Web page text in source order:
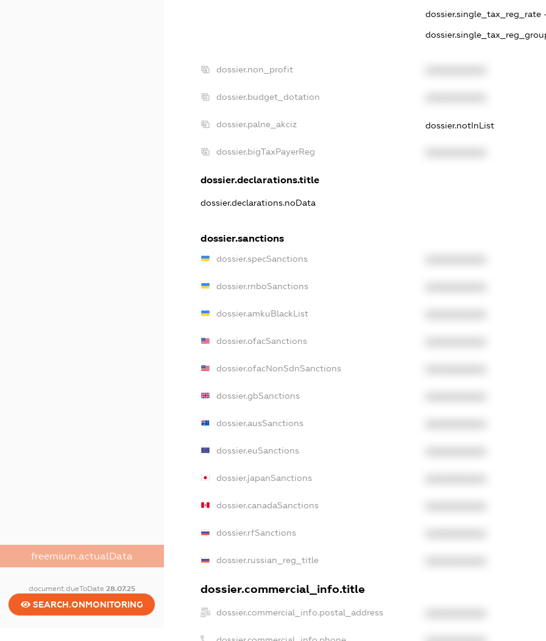
freemium.actualData
document.dueToDate 28.07.25
SEARCH.ONMONITORING
dossier.single_tax_reg_rate
dossier.non_profit
dossier.budget_dotation
dossier.palne_akciz dossier.notInList
dossier.bigTaxPayerReg
dossier.declarations.title
dossier.declarations.noData
dossier.sanctions
dossier.specSanctions
dossier.rnboSanctions
dossier.amkuBlackList
dossier.ofacSanctions
dossier.ofacNonSdnSanctions
dossier.gbSanctions
dossier.ausSanctions
dossier.euSanctions
dossier.japanSanctions
dossier.canadaSanctions
dossier.rfSanctions
dossier.russian_reg_title
dossier.commercial_info.title
dossier.commercial_info.postal_address